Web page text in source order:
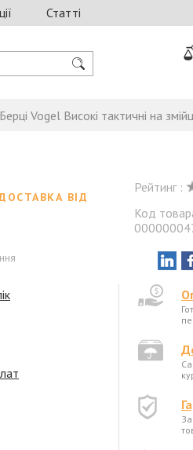
Статті
Берці Vogel Високі тактичні на
Рейтинг :
Код
ВІД